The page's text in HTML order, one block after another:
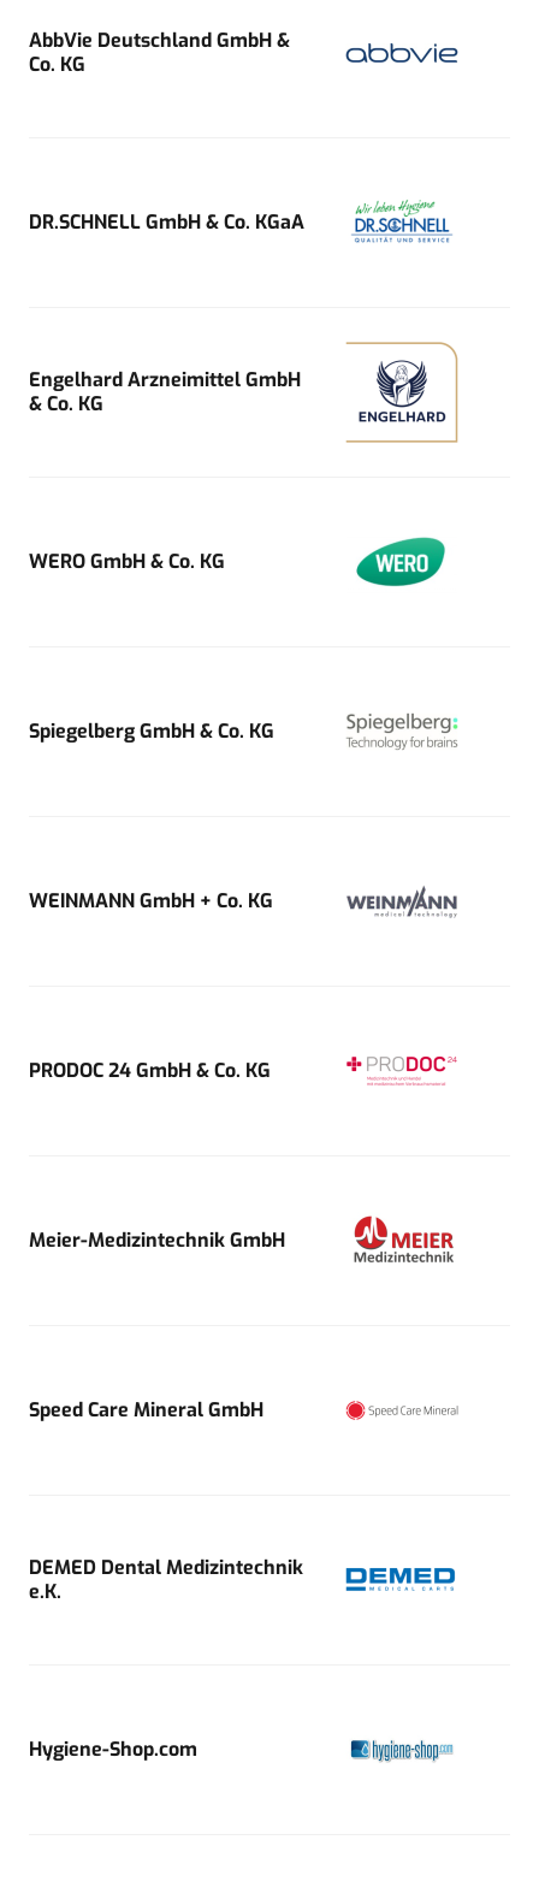
AbbVie Deutschland GmbH &
Co. KG
DR.SCHNELL GmbH & Co. KGaA
Engelhard Arzneimittel GmbH
& Co. KG
WERO GmbH & Co. KG
Spiegelberg GmbH & Co. KG
WEINMANN GmbH + Co. KG
PRODOC 24 GmbH & Co. KG
Meier-Medizintechnik GmbH
Speed Care Mineral GmbH
DEMED Dental Medizintechnik
e.K.
Hygiene-Shop.com